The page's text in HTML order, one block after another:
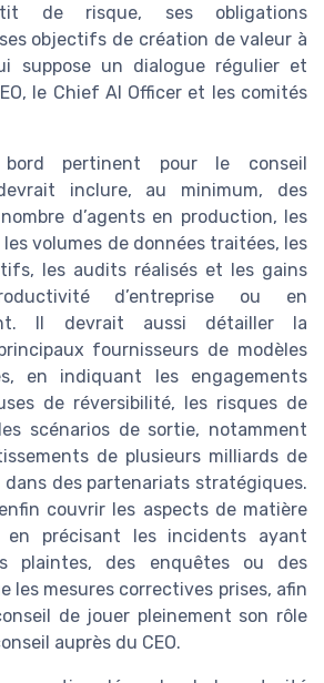
de risque, ses obligations
objectifs de création de valeur à
suppose un dialogue régulier et
le Chief AI Officer et les comités
pertinent pour le conseil
inclure, au minimum, des
d’agents en production, les
les volumes de données traitées, les
les audits réalisés et les gains
d’entreprise ou en
Il devrait aussi détailler la
fournisseurs de modèles
en indiquant les engagements
de réversibilité, les risques de
scénarios de sortie, notamment
de plusieurs milliards de
des partenariats stratégiques.
couvrir les aspects de matière
en précisant les incidents ayant
plaintes, des enquêtes ou des
les mesures correctives prises, afin
de jouer pleinement son rôle
auprès du CEO.